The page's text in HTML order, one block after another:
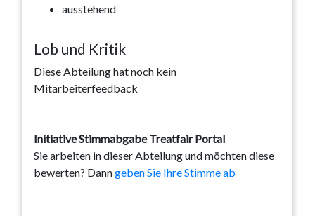
ausstehend
Lob und Kritik
Diese Abteilung hat noch kein
Mitarbeiterfeedback
Initiative Stimmabgabe Treatfair Portal
Sie arbeiten in dieser Abteilung und möchten diese
bewerten? Danngeben Sie Ihre Stimme ab